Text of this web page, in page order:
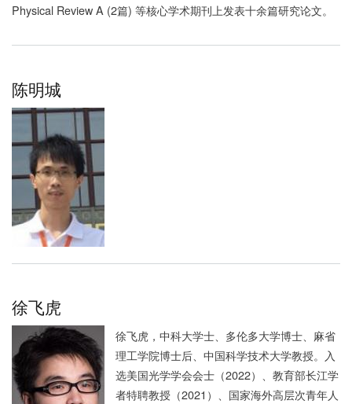
Physical Review A (2篇) 等核心学术期刊上发表十余篇研究论文。
陈明城
徐飞虎
徐飞虎，中科大学士、多伦多大学博士、麻省
理工学院博士后、中国科学技术大学教授。入
选美国光学学会会士（2022）、教育部长江学
者特聘教授（2021）、国家海外高层次青年人